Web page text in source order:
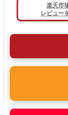
楽天市
レビュー